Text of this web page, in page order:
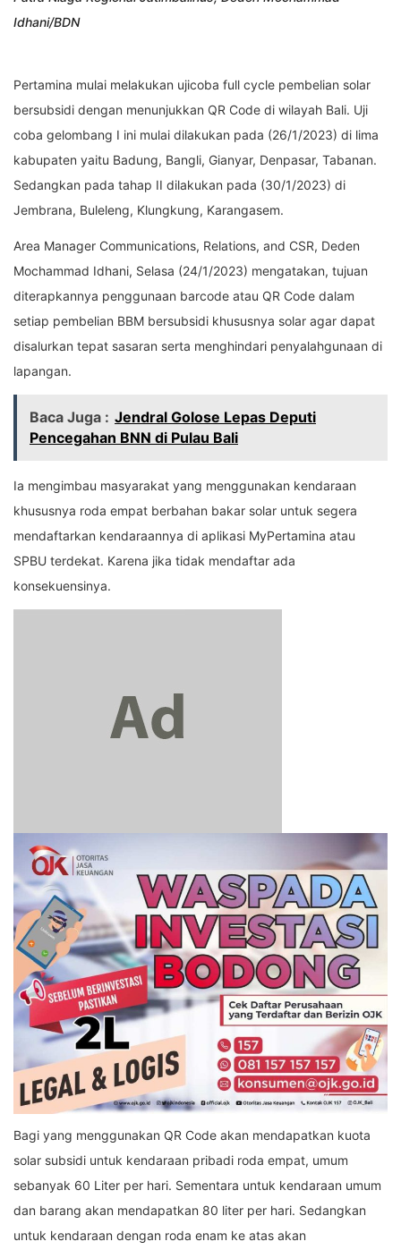
Idhani/BDN
Pertamina mulai melakukan ujicoba full cycle pembelian solar
bersubsidi dengan menunjukkan QR Code di wilayah Bali. Uji
coba gelombang I ini mulai dilakukan pada (26/1/2023) di lima
kabupaten yaitu Badung, Bangli, Gianyar, Denpasar, Tabanan.
Sedangkan pada tahap II dilakukan pada (30/1/2023) di
Jembrana, Buleleng, Klungkung, Karangasem.
Area Manager Communications, Relations, and CSR, Deden
Mochammad Idhani, Selasa (24/1/2023) mengatakan, tujuan
diterapkannya penggunaan barcode atau QR Code dalam
setiap pembelian BBM bersubsidi khususnya solar agar dapat
disalurkan tepat sasaran serta menghindari penyalahgunaan di
lapangan.
Baca Juga : Jendral Golose Lepas Deputi
Pencegahan BNN di Pulau Bali
Ia mengimbau masyarakat yang menggunakan kendaraan
khususnya roda empat berbahan bakar solar untuk segera
mendaftarkan kendaraannya di aplikasi MyPertamina atau
SPBU terdekat. Karena jika tidak mendaftar ada
konsekuensinya.
Bagi yang menggunakan QR Code akan mendapatkan kuota
solar subsidi untuk kendaraan pribadi roda empat, umum
sebanyak 60 Liter per hari. Sementara untuk kendaraan umum
dan barang akan mendapatkan 80 liter per hari. Sedangkan
untuk kendaraan dengan roda enam ke atas akan